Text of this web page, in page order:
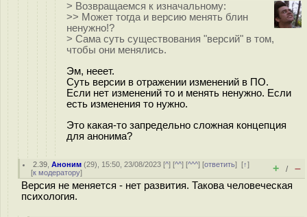
> Возвращаемся к изначальному:
>> Может тогда и версию менять блин
ненужно!?
> Сама суть существования "версий" в том,
чтобы они менялись.
Эм, нееет.
Суть версии в отражении изменений в ПО.
Если нет изменений то и менять ненужно. Если
есть изменения то нужно.
Это какая-то запредельно сложная концепция
для анонима?
2.39 ,Аноним (29), 15:50, 23/08/2023 [^] [^^] [^^^] [ответить][↑]
[к модератору] + / –
Версия не меняется - нет развития. Такова человеческая
психология.